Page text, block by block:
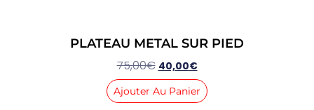
PLATEAU METAL SUR PIED
75,00€ 40,00€
Ajouter Au Panier